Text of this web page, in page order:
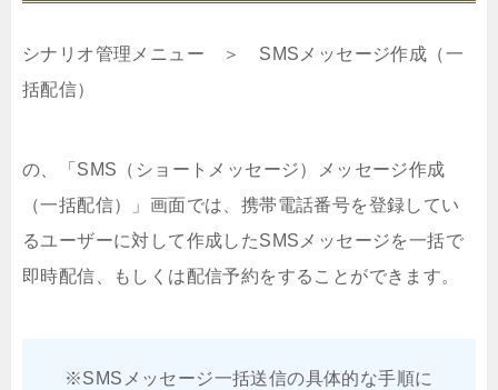
シナリオ管理メニュー ＞ SMSメッセージ作成（一
括配信）
の、「SMS（ショートメッセージ）メッセージ作成
（一括配信）」画面では、携帯電話番号を登録してい
るユーザーに対して作成したSMSメッセージを一括で
即時配信、もしくは配信予約をすることができます。
※SMSメッセージ一括送信の具体的な手順に